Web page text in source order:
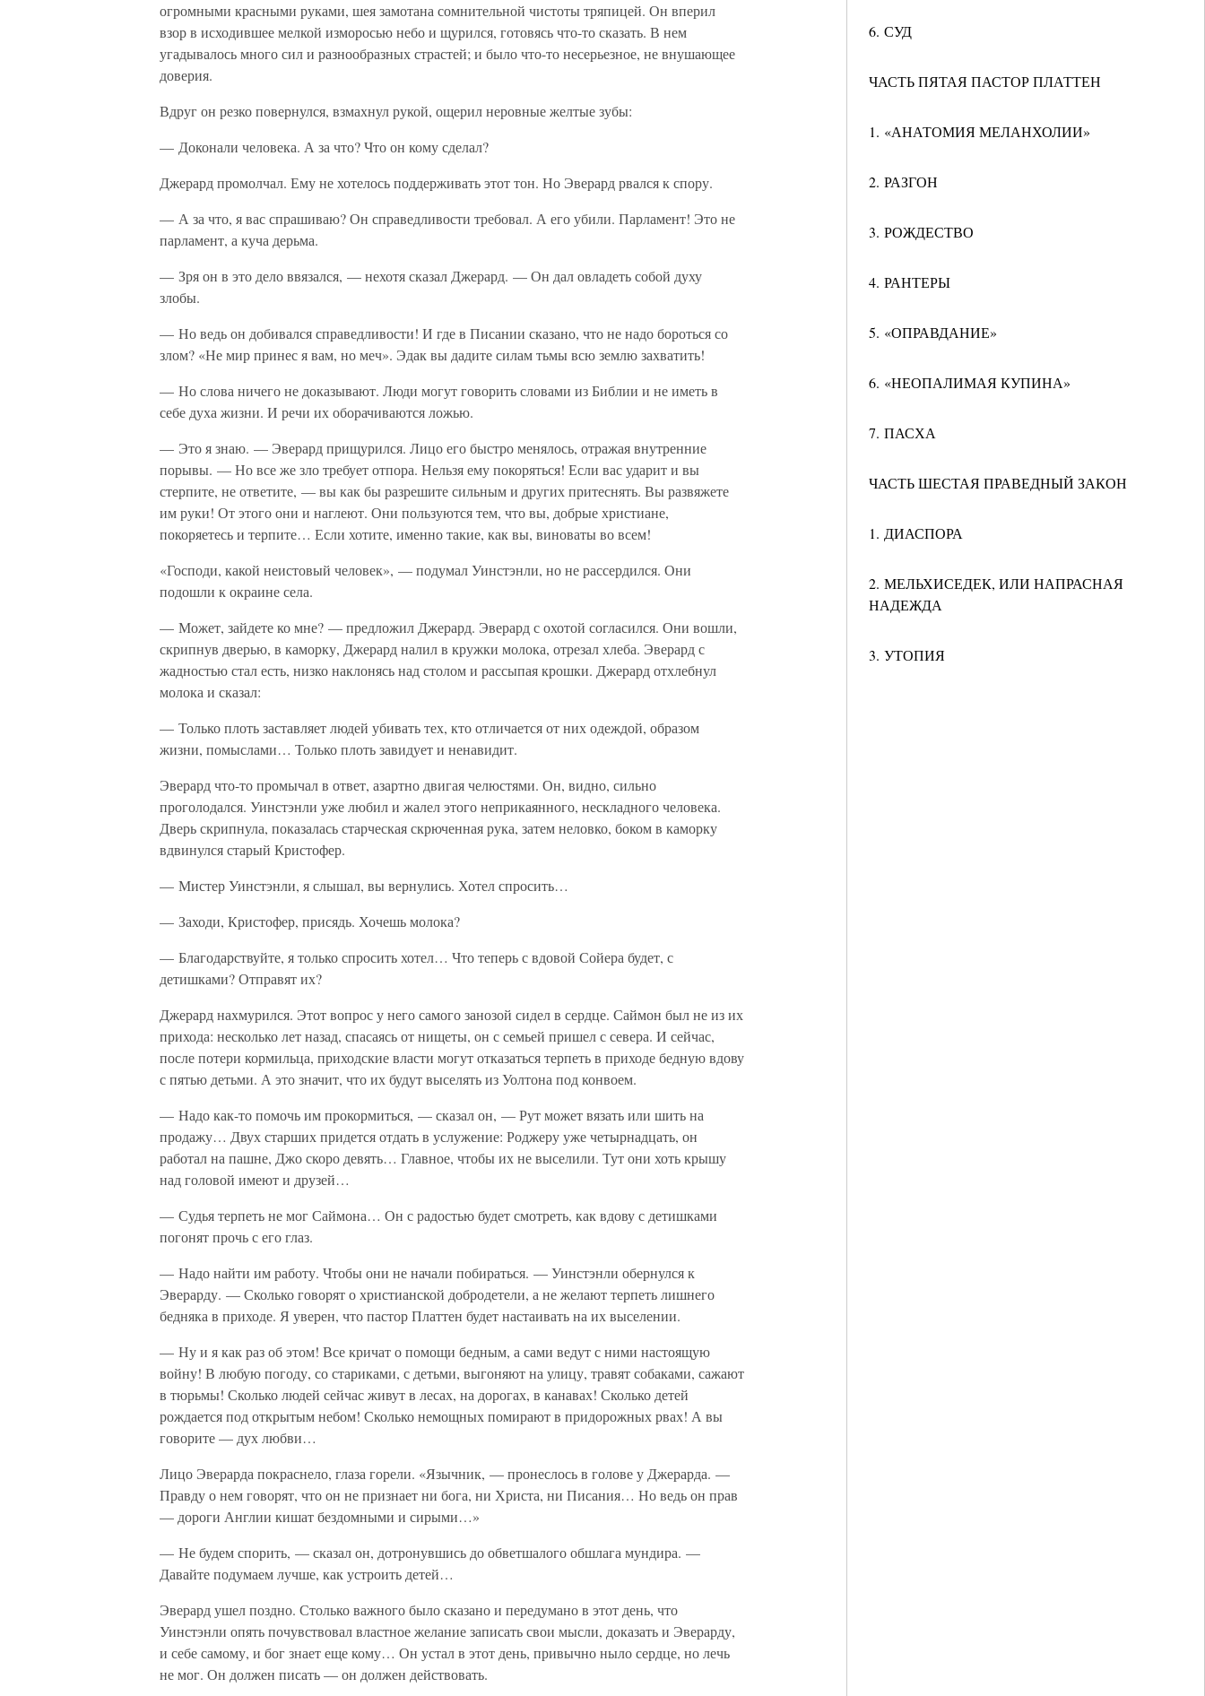
6. СУД
ЧАСТЬ ПЯТАЯ ПАСТОР ПЛАТТЕН
1. «АНАТОМИЯ МЕЛАНХОЛИИ»
2. РАЗГОН
3. РОЖДЕСТВО
4. РАНТЕРЫ
5. «ОПРАВДАНИЕ»
6. «НЕОПАЛИМАЯ КУПИНА»
7. ПАСХА
ЧАСТЬ ШЕСТАЯ ПРАВЕДНЫЙ ЗАКОН
1. ДИАСПОРА
2. МЕЛЬХИСЕДЕК, ИЛИ НАПРАСНАЯ
НАДЕЖДА
3. УТОПИЯ
огромными красными руками, шея замотана сомнительной чистоты тряпицей. Он вперил
взор в исходившее мелкой изморосью небо и щурился, готовясь что-то сказать. В нем
угадывалось много сил и разнообразных страстей; и было что-то несерьезное, не внушающее
доверия.
Вдруг он резко повернулся, взмахнул рукой, ощерил неровные желтые зубы:
— Доконали человека. А за что? Что он кому сделал?
Джерард промолчал. Ему не хотелось поддерживать этот тон. Но Эверард рвался к спору.
— А за что, я вас спрашиваю? Он справедливости требовал. А его убили. Парламент! Это не
парламент, а куча дерьма.
— Зря он в это дело ввязался, — нехотя сказал Джерард. — Он дал овладеть собой духу
злобы.
— Но ведь он добивался справедливости! И где в Писании сказано, что не надо бороться со
злом? «Не мир принес я вам, но меч». Эдак вы дадите силам тьмы всю землю захватить!
— Но слова ничего не доказывают. Люди могут говорить словами из Библии и не иметь в
себе духа жизни. И речи их оборачиваются ложью.
— Это я знаю. — Эверард прищурился. Лицо его быстро менялось, отражая внутренние
порывы. — Но все же зло требует отпора. Нельзя ему покоряться! Если вас ударит и вы
стерпите, не ответите, — вы как бы разрешите сильным и других притеснять. Вы развяжете
им руки! От этого они и наглеют. Они пользуются тем, что вы, добрые христиане,
покоряетесь и терпите… Если хотите, именно такие, как вы, виноваты во всем!
«Господи, какой неистовый человек», — подумал Уинстэнли, но не рассердился. Они
подошли к окраине села.
— Может, зайдете ко мне? — предложил Джерард. Эверард с охотой согласился. Они вошли,
скрипнув дверью, в каморку, Джерард налил в кружки молока, отрезал хлеба. Эверард с
жадностью стал есть, низко наклонясь над столом и рассыпая крошки. Джерард отхлебнул
молока и сказал:
— Только плоть заставляет людей убивать тех, кто отличается от них одеждой, образом
жизни, помыслами… Только плоть завидует и ненавидит.
Эверард что-то промычал в ответ, азартно двигая челюстями. Он, видно, сильно
проголодался. Уинстэнли уже любил и жалел этого неприкаянного, нескладного человека.
Дверь скрипнула, показалась старческая скрюченная рука, затем неловко, боком в каморку
вдвинулся старый Кристофер.
— Мистер Уинстэнли, я слышал, вы вернулись. Хотел спросить…
— Заходи, Кристофер, присядь. Хочешь молока?
— Благодарствуйте, я только спросить хотел… Что теперь с вдовой Сойера будет, с
детишками? Отправят их?
Джерард нахмурился. Этот вопрос у него самого занозой сидел в сердце. Саймон был не из их
прихода: несколько лет назад, спасаясь от нищеты, он с семьей пришел с севера. И сейчас,
после потери кормильца, приходские власти могут отказаться терпеть в приходе бедную вдову
с пятью детьми. А это значит, что их будут выселять из Уолтона под конвоем.
— Надо как-то помочь им прокормиться, — сказал он, — Рут может вязать или шить на
продажу… Двух старших придется отдать в услужение: Роджеру уже четырнадцать, он
работал на пашне, Джо скоро девять… Главное, чтобы их не выселили. Тут они хоть крышу
над головой имеют и друзей…
— Судья терпеть не мог Саймона… Он с радостью будет смотреть, как вдову с детишками
погонят прочь с его глаз.
— Надо найти им работу. Чтобы они не начали побираться. — Уинстэнли обернулся к
Эверарду. — Сколько говорят о христианской добродетели, а не желают терпеть лишнего
бедняка в приходе. Я уверен, что пастор Платтен будет настаивать на их выселении.
— Ну и я как раз об этом! Все кричат о помощи бедным, а сами ведут с ними настоящую
войну! В любую погоду, со стариками, с детьми, выгоняют на улицу, травят собаками, сажают
в тюрьмы! Сколько людей сейчас живут в лесах, на дорогах, в канавах! Сколько детей
рождается под открытым небом! Сколько немощных помирают в придорожных рвах! А вы
говорите — дух любви…
Лицо Эверарда покраснело, глаза горели. «Язычник, — пронеслось в голове у Джерарда. —
Правду о нем говорят, что он не признает ни бога, ни Христа, ни Писания… Но ведь он прав
— дороги Англии кишат бездомными и сирыми…»
— Не будем спорить, — сказал он, дотронувшись до обветшалого обшлага мундира. —
Давайте подумаем лучше, как устроить детей…
Эверард ушел поздно. Столько важного было сказано и передумано в этот день, что
Уинстэнли опять почувствовал властное желание записать свои мысли, доказать и Эверарду,
и себе самому, и бог знает еще кому… Он устал в этот день, привычно ныло сердце, но лечь
не мог. Он должен писать — он должен действовать.